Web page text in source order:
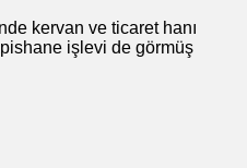
kervan ve ticaret hanı
işlevi de görmüş